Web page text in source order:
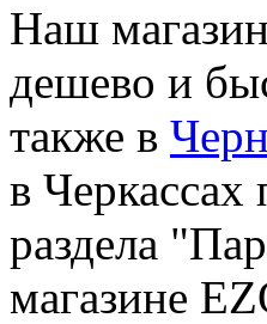
Наш
дешево и
также в
в Черкассах
раздела
магазине